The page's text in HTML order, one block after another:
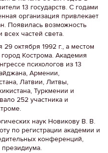
13 государств. С годами
организация привлекает
Появилась возможность
всех частей света.
октября 1992 г., а местом
Кострома. Академия
психологов из 13
Армении,
Латвии, Литвы,
Туркмении и
252 участника и
наук Новикову В. В.
по регистрации академии и
конференций,